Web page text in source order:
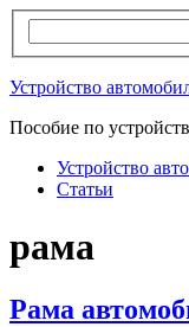
Устройство
Пособие по
Устройство
Статьи
рама
Рама